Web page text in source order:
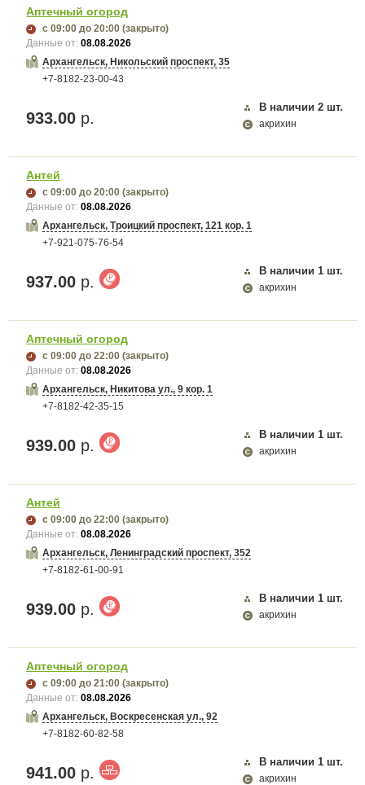
Аптечный огород
с 09:00 до 20:00 (закрыто)
Данные от:08.08.2026
Архангельск, Никольский проспект, 35
+7-8182-23-00-43
933.00 р.
В наличии 2 шт.
акрихин
Антей
с 09:00 до 20:00 (закрыто)
Данные от:08.08.2026
Архангельск, Троицкий проспект, 121 кор. 1
+7-921-075-76-54
937.00 р.
В наличии 1 шт.
акрихин
Аптечный огород
с 09:00 до 22:00 (закрыто)
Данные от:08.08.2026
Архангельск, Никитова ул., 9 кор. 1
+7-8182-42-35-15
939.00 р.
В наличии 1 шт.
акрихин
Антей
с 09:00 до 22:00 (закрыто)
Данные от:08.08.2026
Архангельск, Ленинградский проспект, 352
+7-8182-61-00-91
939.00 р.
В наличии 1 шт.
акрихин
Аптечный огород
с 09:00 до 21:00 (закрыто)
Данные от:08.08.2026
Архангельск, Воскресенская ул., 92
+7-8182-60-82-58
941.00 р.
В наличии 1 шт.
акрихин